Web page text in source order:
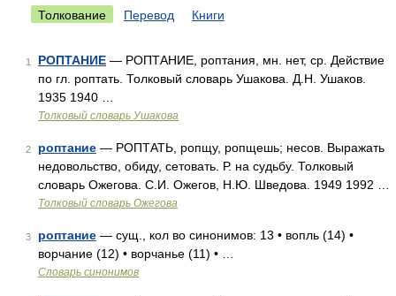
Толкование Перевод Книги
1 РОПТАНИЕ — РОПТАНИЕ, роптания, мн. нет, ср. Действие
по гл. роптать. Толковый словарь Ушакова. Д.Н. Ушаков.
1935 1940 …
Толковый словарь Ушакова
2 роптание — РОПТАТЬ, ропщу, ропщешь; несов. Выражать
недовольство, обиду, сетовать. Р. на судьбу. Толковый
словарь Ожегова. С.И. Ожегов, Н.Ю. Шведова. 1949 1992 …
Толковый словарь Ожегова
3 роптание — сущ., кол во синонимов: 13 • вопль (14) •
ворчание (12) • ворчанье (11) • …
Словарь синонимов